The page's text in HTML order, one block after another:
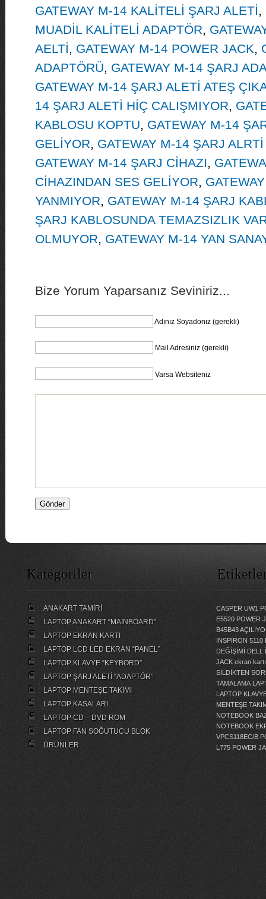
GATEWAY M-14 KALİTELİ ŞARJ ALETİ,
MUADİL KALİTELİ ADAPTÖR,
AELTİ, GATEWAY M-14 POWER JACK,
ADAPTÖRÜ, GATEWAY M-14 ŞARJ
GATEWAY M-14 ŞARJ ALETİ ATEŞ
14 ŞARJ ALETİ HİÇ CALIŞMIYOR,
KABLOSU KOPTU, GATEWAY M-14
GELİYOR, GATEWAY M-14 ŞARJ
GATEWAY M-14 ŞARJ CİHAZI,
CİHAZINDAN SES GELİYOR,
YANMIYOR, GATEWAY M-14 ŞARJ
ŞARJ KABLOSUNDA TEMAZSIZLIK
OLMUYOR, GATEWAY M-14 YAN
Bize Yorum Yaparsanız Seviniriz...
Adınız Soyadonız (gerekli)
Mail Adresiniz (gerekli)
Varsa Websiteniz
Kategoriler
ANAKART TAMİRİ
LAPTOP ANAKART “MAİNBOARD”
LAPTOP EKRAN KARTI
LAPTOP LCD LED EKRAN “PANEL”
LAPTOP KLAVYE “KEYBORD”
LAPTOP ŞARJ ALETİ “ADAPTÖR”
LAPTOP MENTEŞE TAKIMI
LAPTOP KASALARI
LAPTOP CD – DVD ROM
LAPTOP FAN SOĞUTUCU BLOK
ÜRÜNLER
CASPER UW1
E5520 POWER
B45B43
İNSPİRON
DEĞİŞİMİ
DELL
JACK ekran
SİLDİKTEN
TAMALAMA
LAPTOP
MENTEŞE
NOTEBOOK
NOTEBOOK
VPCS118EC/B
L775 POWER